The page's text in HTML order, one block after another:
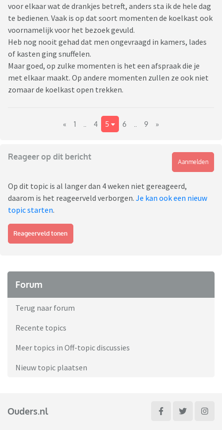
voor elkaar wat de drankjes betreft, anders sta ik de hele dag
te bedienen. Vaak is op dat soort momenten de koelkast ook
voornamelijk voor het bezoek gevuld.
Heb nog nooit gehad dat men ongevraagd in kamers, lades
of kasten ging snuffelen.
Maar goed, op zulke momenten is het een afspraak die je
met elkaar maakt. Op andere momenten zullen ze ook niet
zomaar de koelkast open trekken.
« 1 4 5 6 9 »
Reageer op dit bericht
Aanmelden
Op dit topic is al langer dan 4 weken niet gereageerd,
daarom is het reageerveld verborgen. Je kan ook een nieuw
topic starten.
Reageerveld tonen
Forum
Terug naar forum
Recente topics
Meer topics in Off-topic discussies
Nieuw topic plaatsen
Ouders.nl